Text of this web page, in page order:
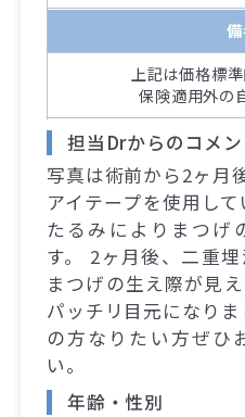
上記は価格標準
保険適用外の
担当Drからのコメン
写真は術前から2ヶ月
アイテープを使用し
たるみによりまつげ
す。 2ヶ月後、二重
まつげの生え際が見
パッチリ目元になり
の方なりたい方ぜひ
い。
年齢・性別